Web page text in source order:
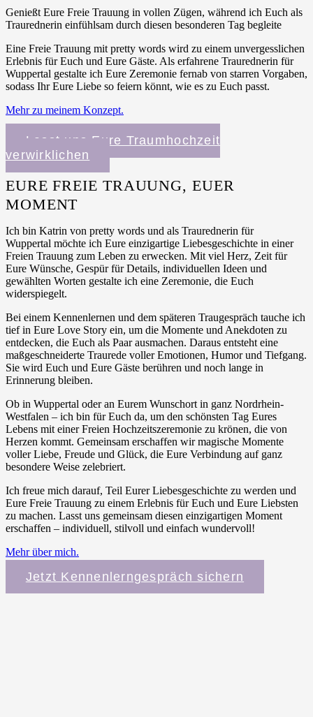
Genießt Eure Freie Trauung in vollen Zügen, während ich Euch als
Traurednerin einfühlsam durch diesen besonderen Tag begleite
Eine Freie Trauung mit pretty words wird zu einem unvergesslichen
Erlebnis für Euch und Eure Gäste. Als erfahrene Traurednerin für
Wuppertal gestalte ich Eure Zeremonie fernab von starren Vorgaben,
sodass Ihr Eure Liebe so feiern könnt, wie es zu Euch passt.
Mehr zu meinem Konzept.
Lasst uns Eure Traumhochzeit
verwirklichen
EURE FREIE TRAUUNG, EUER
MOMENT
Ich bin Katrin von pretty words und als Traurednerin für
Wuppertal möchte ich Eure einzigartige Liebesgeschichte in einer
Freien Trauung zum Leben zu erwecken. Mit viel Herz, Zeit für
Eure Wünsche, Gespür für Details, individuellen Ideen und
gewählten Worten gestalte ich eine Zeremonie, die Euch
widerspiegelt.
Bei einem Kennenlernen und dem späteren Traugespräch tauche ich
tief in Eure Love Story ein, um die Momente und Anekdoten zu
entdecken, die Euch als Paar ausmachen. Daraus entsteht eine
maßgeschneiderte Traurede voller Emotionen, Humor und Tiefgang.
Sie wird Euch und Eure Gäste berühren und noch lange in
Erinnerung bleiben.
Ob in Wuppertal oder an Eurem Wunschort in ganz Nordrhein-
Westfalen – ich bin für Euch da, um den schönsten Tag Eures
Lebens mit einer Freien Hochzeitszeremonie zu krönen, die von
Herzen kommt. Gemeinsam erschaffen wir magische Momente
voller Liebe, Freude und Glück, die Eure Verbindung auf ganz
besondere Weise zelebriert.
Ich freue mich darauf, Teil Eurer Liebesgeschichte zu werden und
Eure Freie Trauung zu einem Erlebnis für Euch und Eure Liebsten
zu machen. Lasst uns gemeinsam diesen einzigartigen Moment
erschaffen – individuell, stilvoll und einfach wundervoll!
Mehr über mich.
Jetzt Kennenlerngespräch sichern